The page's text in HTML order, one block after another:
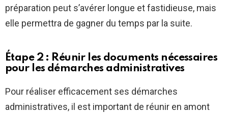
préparation peut s’avérer longue et fastidieuse, mais
elle permettra de gagner du temps par la suite.
Étape 2 : Réunir les documents nécessaires
pour les démarches administratives
Pour réaliser efficacement ses démarches
administratives, il est important de réunir en amont